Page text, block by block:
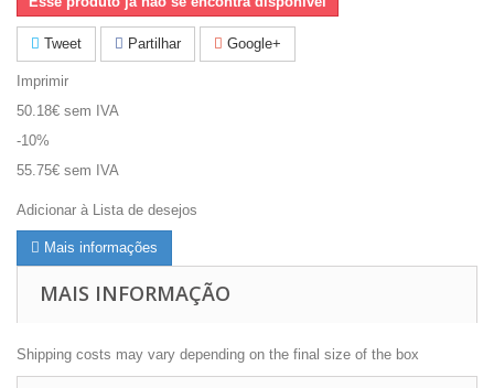
Tweet Partilhar Google+
Imprimir
50.18€ sem IVA
-10%
55.75€ sem IVA
Adicionar à Lista de desejos
Mais informações
MAIS INFORMAÇÃO
Shipping costs may vary depending on the final size of the box